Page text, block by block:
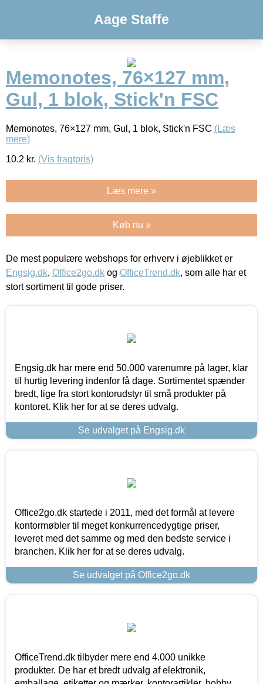
Aage Staffe
Memonotes, 76×127 mm,
Gul, 1 blok, Stick'n FSC
Memonotes, 76×127 mm, Gul, 1 blok, Stick'n FSC (Læs
mere)
10.2 kr. (Vis fragtpris)
Læs mere »
Køb nu »
De mest populære webshops for erhverv i øjeblikket er
Engsig.dk, Office2go.dk og OfficeTrend.dk, som alle har et
stort sortiment til gode priser.
Engsig.dk har mere end 50.000 varenumre på lager, klar
til hurtig levering indenfor få dage. Sortimentet spænder
bredt, lige fra stort kontorudstyr til små produkter på
kontoret. Klik her for at se deres udvalg.
Se udvalget på Engsig.dk
Office2go.dk startede i 2011, med det formål at levere
kontormøbler til meget konkurrencedygtige priser,
leveret med det samme og med den bedste service i
branchen. Klik her for at se deres udvalg.
Se udvalget på Office2go.dk
OfficeTrend.dk tilbyder mere end 4.000 unikke
produkter. De har et bredt udvalg af elektronik,